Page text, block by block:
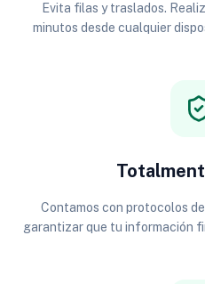
Evita filas y traslados.
minutos desde cualquier
Contamos con protocolos
garantizar que tu información